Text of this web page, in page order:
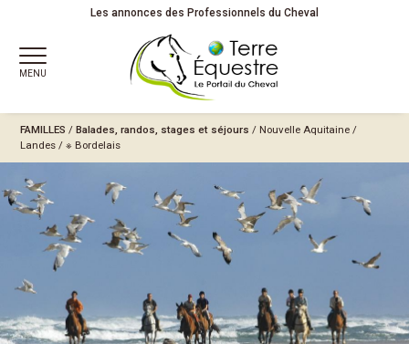
Les annonces des Professionnels du Cheval
MENU
FAMILLES /Balades, randos, stages et séjours / Nouvelle Aquitaine /
Landes /※ Bordelais